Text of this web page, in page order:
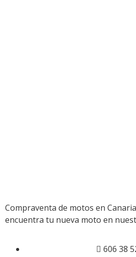
Compraventa de motos en
encuentra tu nueva moto en
606 38